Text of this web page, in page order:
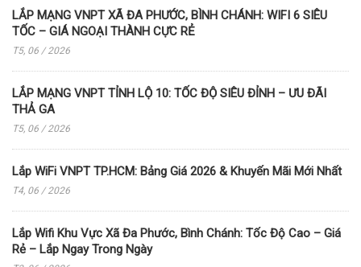
LẮP MẠNG VNPT XÃ ĐA PHƯỚC, BÌNH CHÁNH: WIFI 6 SIÊU
TỐC – GIÁ NGOẠI THÀNH CỰC RẺ
T5, 06 / 2026
LẮP MẠNG VNPT TỈNH LỘ 10: TỐC ĐỘ SIÊU ĐỈNH – ƯU ĐÃI
THẢ GA
T5, 06 / 2026
Lắp WiFi VNPT TP.HCM: Bảng Giá 2026 & Khuyến Mãi Mới Nhất
T4, 06 / 2026
Lắp Wifi Khu Vực Xã Đa Phước, Bình Chánh: Tốc Độ Cao – Giá
Rẻ – Lắp Ngay Trong Ngày